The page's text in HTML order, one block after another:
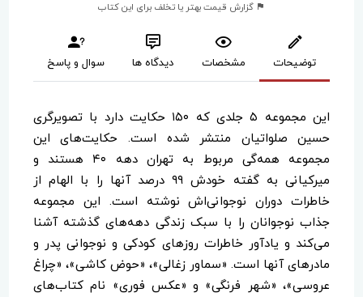
گزارش قیمت بهتر یا تخلف برای این کتاب
توضیحات مشخصات دیدگاه ها سوال و پاسخ
این مجموعه ۵ جلدی که ۱۵۰ حکایت دارد با تصویرگری
حسین صلواتیان منتشر شده است. حکایت‌های این
مجموعه همه‌گی مربوط به تهران دهه ۴۰ هستند و
میرکیانی به گفته خودش ۹۹ درصد آنها را با الهام از
خاطرات دوران نوجوانی‌اش نوشته است. این مجموعه
جذاب نوجوانان را با سبک زندگی دهه‌های گذشته آشنا
می‌کند و یادآور خاطرات روزهای کودکی و نوجوانی پدر و
مادرهای آنها است. «سماور زغالی»، «حوض کاشی»، «چراغ
عروسی»، «شهر فرنگی» و «عکس فوری» نام کتاب‌های